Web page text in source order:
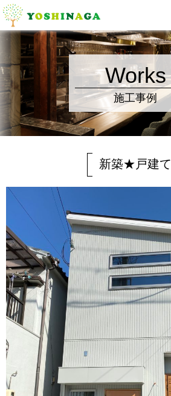
Works
施工事例
新築★戸建て